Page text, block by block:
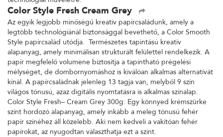
Color Style Fresh Cream Grey
Az egyik legjobb minőségű kreatív papírcsaládunk, amely a
legtöbb technológiánál biztonsággal bevethető, a Color Smooth
Style papírcsalád utódja. Természetes tapintású kreatív
alapanyag, amely minimálisan strukturált felülettel rendelkezik. A
papír megfelelő volumene biztosítja a tapintható prégelési
mélységet, de dombornyomáshoz is kiválóan alkalmas alternatívát
kínál. A papírcsaládnak jelenleg 13 tagja van, melyből 9 szín
világos tónusú, azaz digitális nyomtatásra is alkalmas színalap.
Color Style Fresh– Cream Grey 300g: Egy könnyed krémszürke
színt hordozó alapanyag, amely inkább a meleg tónusú fehér
papír színéhez áll közelebb. Aki nem kedveli a vakítóan fehér
papírokat, az nyugodtan választhatja ezt a színt.